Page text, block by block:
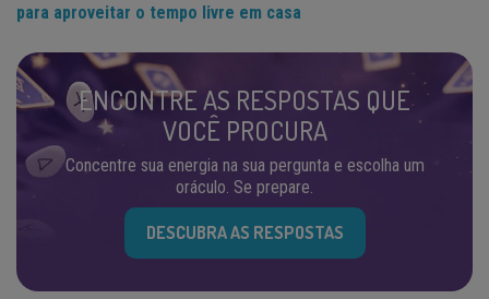
para aproveitar o tempo livre em casa
ENCONTRE AS RESPOSTAS QUE
VOCÊ PROCURA
Concentre sua energia na sua pergunta e escolha um
oráculo. Se prepare.
DESCUBRA AS RESPOSTAS